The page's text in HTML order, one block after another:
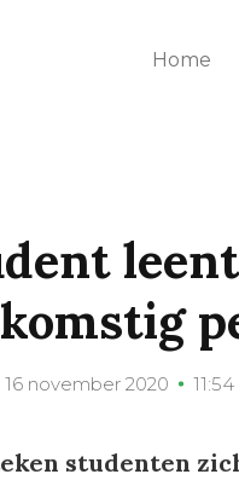
Home
16 november 2020 11:54
studenten